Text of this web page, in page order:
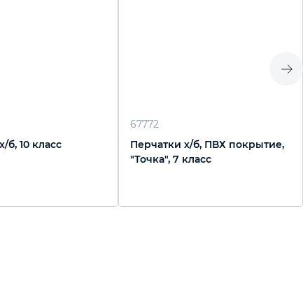
б, 10 класс
67772
Перчатки х/б, ПВХ покрытие,
"Точка", 7 класс